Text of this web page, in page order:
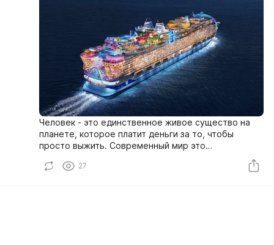
Человек - это единственное живое существо на
планете, которое платит деньги за то, чтобы
просто выжить. Современный мир это
рабовладельческий мир. Абсолютное большинство
людей находится в финансовом рабстве. И это
27